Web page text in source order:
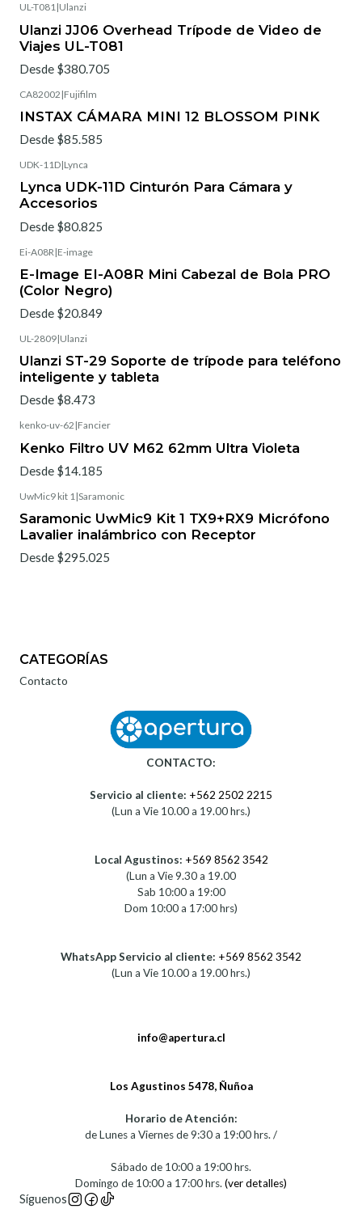
UL-T081|Ulanzi
Ulanzi JJ06 Overhead Trípode de Video de
Viajes UL-T081
Desde $380.705
CA82002 |Fujifilm
INSTAX CÁMARA MINI 12 BLOSSOM PINK
Desde $85.585
UDK-11D|Lynca
Lynca UDK-11D Cinturón Para Cámara y
Accesorios
Desde $80.825
Ei-A08R |E-image
E-Image EI-A08R Mini Cabezal de Bola PRO
(Color Negro)
Desde $20.849
UL-2809|Ulanzi
Ulanzi ST-29 Soporte de trípode para teléfono
inteligente y tableta
Desde $8.473
kenko-uv-62 |Fancier
Kenko Filtro UV M62 62mm Ultra Violeta
Desde $14.185
UwMic9 kit 1 |Saramonic
Saramonic UwMic9 Kit 1 TX9+RX9 Micrófono
Lavalier inalámbrico con Receptor
Desde $295.025
CATEGORÍAS
Contacto
CONTACTO:
Servicio al cliente: +562 2502 2215
(Lun a Vie 10.00 a 19.00 hrs.)
Local Agustinos: +569 8562 3542
(Lun a Vie 9.30 a 19.00
Sab 10:00 a 19:00
Dom 10:00 a 17:00 hrs)
WhatsApp Servicio al cliente: +569 8562 3542
(Lun a Vie 10.00 a 19.00 hrs.)
info@apertura.cl
Los Agustinos 5478, Ñuñoa
Horario de Atención:
de Lunes a Viernes de 9:30 a 19:00 hrs. /
Sábado de 10:00 a 19:00 hrs.
Domingo de 10:00 a 17:00 hrs.(ver detalles)
Síguenos